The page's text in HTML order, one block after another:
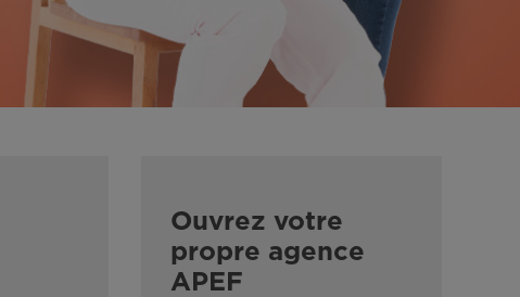
Ouvrez votre
propre agence
APEF